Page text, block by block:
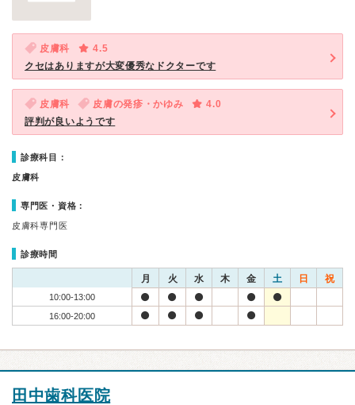
皮膚科
4.5
クセはありますが大変優秀なドクターです
皮膚科 皮膚の発疹・かゆみ
4.0
評判が良いようです
診療科目：
皮膚科
専門医・資格：
皮膚科専門医
診療時間
月 火 水 木 金 土 日 祝
10:00-13:00
16:00-20:00
田中歯科医院